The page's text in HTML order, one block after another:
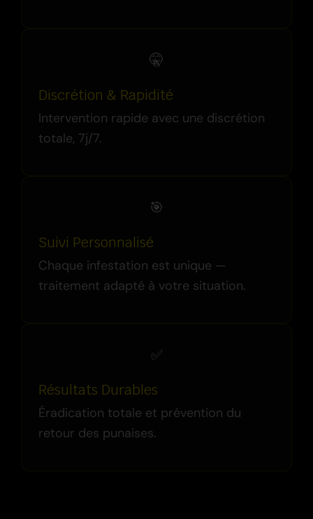
🤫
Discrétion & Rapidité
Intervention rapide avec une discrétion
totale, 7j/7.
🎯
Suivi Personnalisé
Chaque infestation est unique —
traitement adapté à votre situation.
✅
Résultats Durables
Éradication totale et prévention du
retour des punaises.